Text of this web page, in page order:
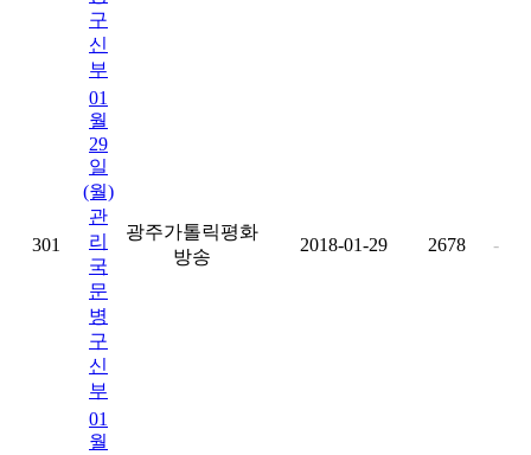
구
신
부
301
01
월
29
일
(월)
관
리
국
문
병
구
신
부
광주가톨릭평화
방송
2018-01-29 2678 -
01
월